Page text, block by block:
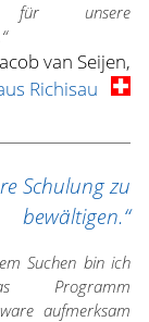
für unsere
van Seijen,
Richisau
Schulung zu
bewältigen.“
Suchen bin ich
Programm
aufmerksam